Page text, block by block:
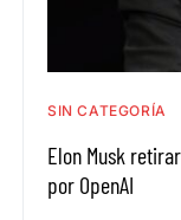
SIN CATEGORÍA
Elon Musk
por OpenAI